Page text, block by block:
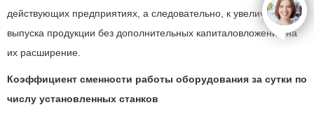
действующих предприятиях, а следовательно, к увеличению
выпуска продукции без дополнительных капиталовложений на
их расширение.
Коэффициент сменности работы оборудования за сутки по
числу установленных станков
open